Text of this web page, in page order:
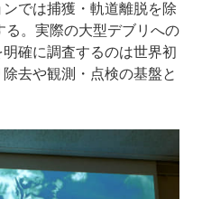
では捕獲・軌道離脱を除
る。実際の大型デブリへの
確に調査するのは世界初
去や観測・点検の基盤と